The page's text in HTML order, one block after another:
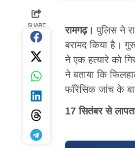
SHARE रामगढ़। पुलिस ने
बरामद किया है।
ने एक हत्यारे को
ने बताया कि
फॉरेंसिक जांच के
17 सितंबर से